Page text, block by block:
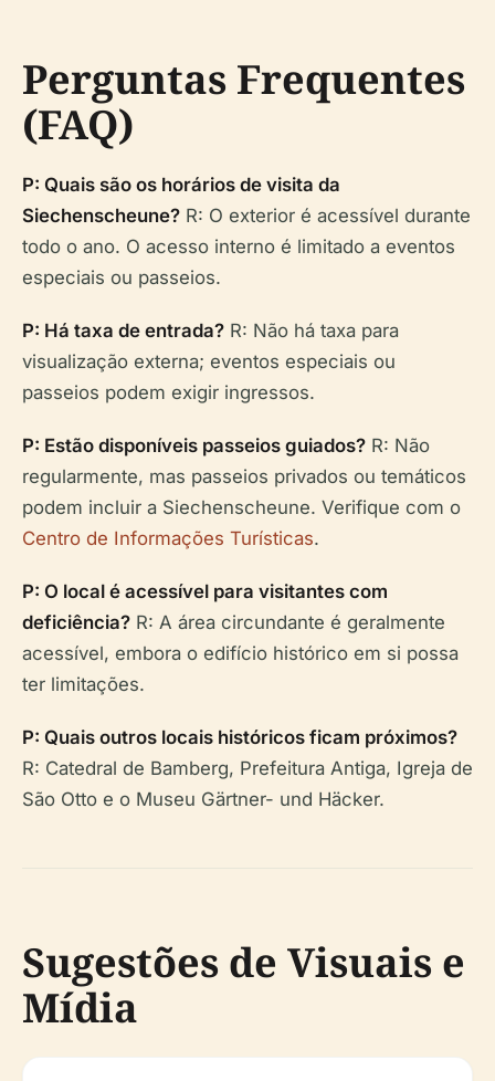
Perguntas Frequentes
(FAQ)
P: Quais são os horários de visita da
Siechenscheune? R: O exterior é acessível durante
todo o ano. O acesso interno é limitado a eventos
especiais ou passeios.
P: Há taxa de entrada? R: Não há taxa para
visualização externa; eventos especiais ou
passeios podem exigir ingressos.
P: Estão disponíveis passeios guiados? R: Não
regularmente, mas passeios privados ou temáticos
podem incluir a Siechenscheune. Verifique com o
Centro de Informações Turísticas.
P: O local é acessível para visitantes com
deficiência? R: A área circundante é geralmente
acessível, embora o edifício histórico em si possa
ter limitações.
P: Quais outros locais históricos ficam próximos?
R: Catedral de Bamberg, Prefeitura Antiga, Igreja de
São Otto e o Museu Gärtner- und Häcker.
Sugestões de Visuais e
Mídia